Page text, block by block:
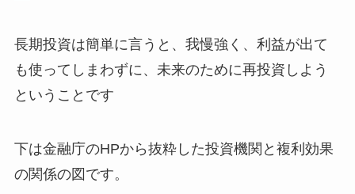
長期投資は簡単に言うと、我慢強く、利益が出て
も使ってしまわずに、未来のために再投資しよう
ということです
下は金融庁のHPから抜粋した投資機関と複利効果
の関係の図です。